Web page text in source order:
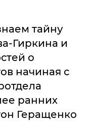
тайну
Гиркина и
о
начиная с
ранних
Геращенко